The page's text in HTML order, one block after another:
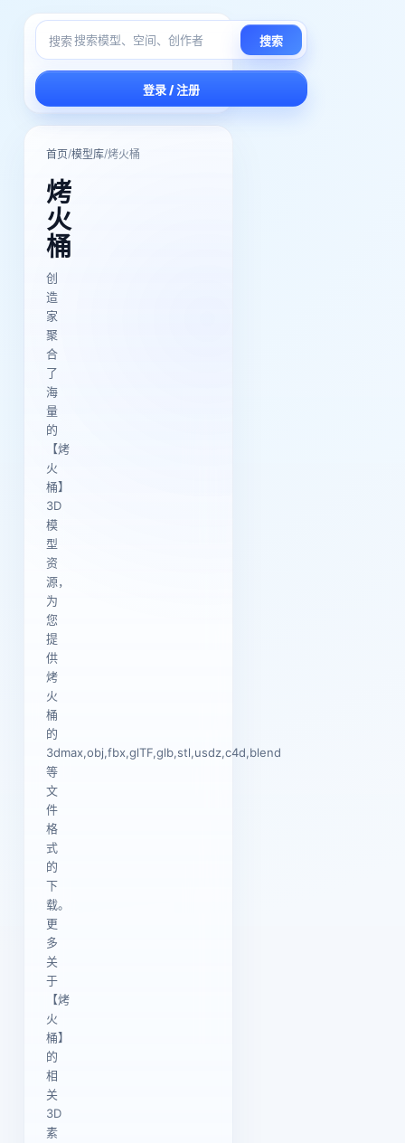
搜索 搜索
登录 / 注册
首页/模型库/烤火桶
烤
火
桶
创
造
家
聚
合
了
海
量
的
【烤
火
桶】
3D
模
型
资
源，
为
您
提
供
烤
火
桶
的
3dmax,obj,fbx,glTF,glb,stl,usdz,c4d,blend
等
文
件
格
式
的
下
载。
更
多
关
于
【烤
火
桶】
的
相
关
3D
素